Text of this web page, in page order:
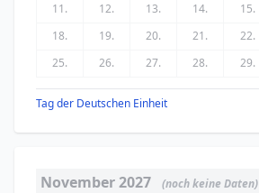
11.
12. 13. 14. 15.
18.
19. 20. 21. 22.
25.
26. 27. 28. 29.
Tag der Deutschen Einheit
November 2027
(noch keine Daten)